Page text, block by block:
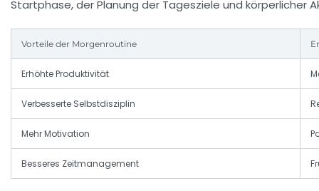
Startphase, der Planung der Tagesziele und körperlicher
Vorteile der Morgenroutine
Erhöhte Produktivität
Verbesserte Selbstdisziplin
Mehr Motivation
Besseres Zeitmanagement